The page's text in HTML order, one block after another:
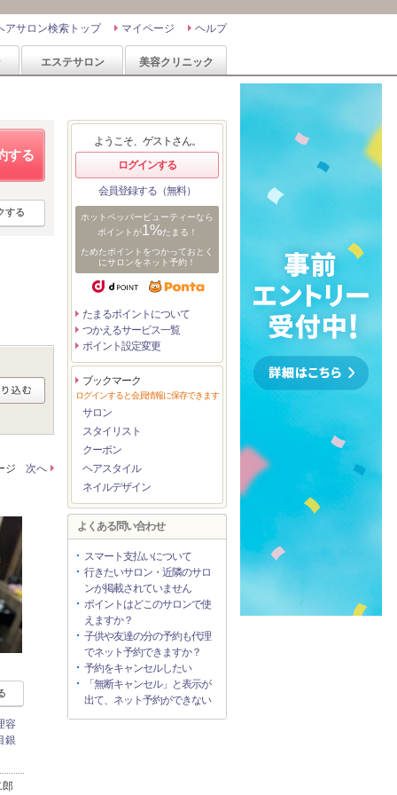
ヘルプ
マイページ
アサロン検索トップ
エステサロン 美容クリニック
する
する
ジ 次へ
容
銀
郎
ようこそ、ゲストさん。
ログインする
会員登録する（無料）
ホットペッパービューティーなら
ポイントが1%たまる！
ためたポイントをつかっておとく
にサロンをネット予約！
たまるポイントについて
つかえるサービス一覧
ポイント設定変更
ブックマーク
ログインすると会員情報に保存できます
サロン
スタイリスト
クーポン
ヘアスタイル
ネイルデザイン
よくある問い合わせ
スマート支払いについて
行きたいサロン・近隣のサロ
ンが掲載されていません
ポイントはどこのサロンで使
えますか？
子供や友達の分の予約も代理
でネット予約できますか？
予約をキャンセルしたい
「無断キャンセル」と表示が
出て、ネット予約ができない